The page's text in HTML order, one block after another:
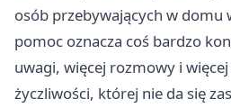
osób przebywających w domu
pomoc oznacza coś bardzo
uwagi, więcej rozmowy i więcej
życzliwości, której nie da się